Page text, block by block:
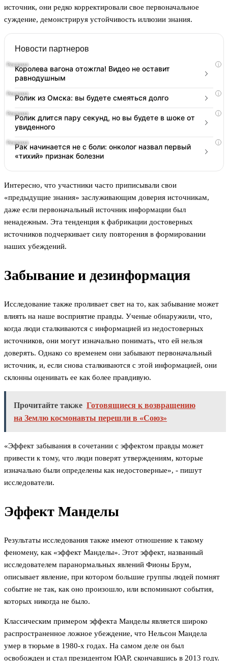
источник, они редко корректировали свое первоначальное
суждение, демонстрируя устойчивость иллюзии знания.
Новости партнеров
i
Королева вагона отожгла! Видео не оставит
равнодушным
i
Ролик из Омска: вы будете смеяться долго
i
Ролик длится пару секунд, но вы будете в шоке от
увиденного
i
Рак начинается не с боли: онколог назвал первый
«тихий» признак болезни
Интересно, что участники часто приписывали свои
«предыдущие знания» заслуживающим доверия источникам,
даже если первоначальный источник информации был
ненадежным. Эта тенденция к фабрикации достоверных
источников подчеркивает силу повторения в формировании
наших убеждений.
Забывание и дезинформация
Исследование также проливает свет на то, как забывание может
влиять на наше восприятие правды. Ученые обнаружили, что,
когда люди сталкиваются с информацией из недостоверных
источников, они могут изначально понимать, что ей нельзя
доверять. Однако со временем они забывают первоначальный
источник, и, если снова сталкиваются с этой информацией, они
склонны оценивать ее как более правдивую.
Прочитайте также Готовящиеся к возвращению
на Землю космонавты перешли в «Союз»
«Эффект забывания в сочетании с эффектом правды может
привести к тому, что люди поверят утверждениям, которые
изначально были определены как недостоверные», - пишут
исследователи.
Эффект Манделы
Результаты исследования также имеют отношение к такому
феномену, как «эффект Манделы». Этот эффект, названный
исследователем паранормальных явлений Фионы Брум,
описывает явление, при котором большие группы людей помнят
событие не так, как оно произошло, или вспоминают события,
которых никогда не было.
Классическим примером эффекта Манделы является широко
распространенное ложное убеждение, что Нельсон Мандела
умер в тюрьме в 1980-х годах. На самом деле он был
освобожден и стал президентом ЮАР, скончавшись в 2013 году.